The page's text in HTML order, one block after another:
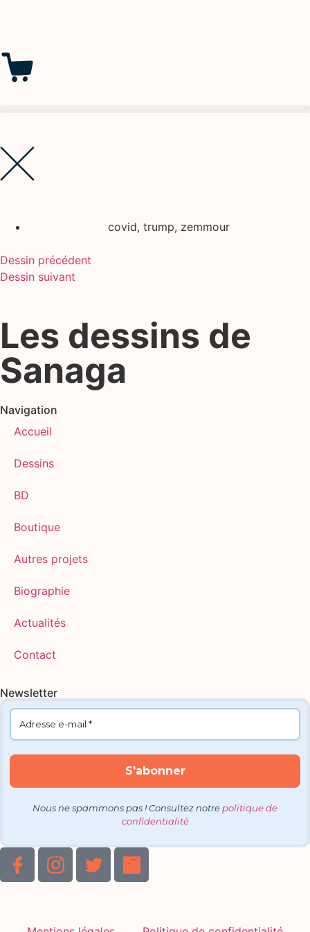
covid, trump, zemmour
Dessin précédent
Dessin suivant
Les dessins de
Sanaga
Navigation
Accueil
Dessins
BD
Boutique
Autres projets
Biographie
Actualités
Contact
Newsletter
Nous ne spammons pas ! Consultez notre politique de
confidentialité